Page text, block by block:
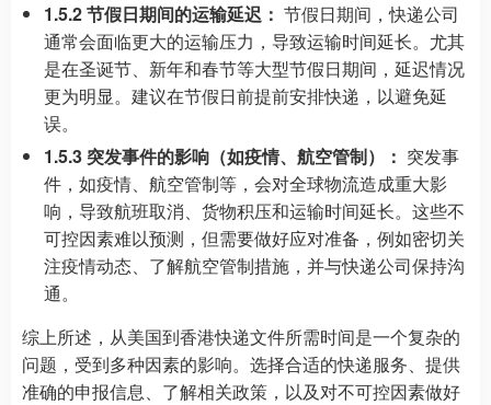
1.5.2 节假日期间的运输延迟： 节假日期间，快递公司
通常会面临更大的运输压力，导致运输时间延长。尤其
是在圣诞节、新年和春节等大型节假日期间，延迟情况
更为明显。建议在节假日前提前安排快递，以避免延
误。
1.5.3 突发事件的影响（如疫情、航空管制）： 突发事
件，如疫情、航空管制等，会对全球物流造成重大影
响，导致航班取消、货物积压和运输时间延长。这些不
可控因素难以预测，但需要做好应对准备，例如密切关
注疫情动态、了解航空管制措施，并与快递公司保持沟
通。
综上所述，从美国到香港快递文件所需时间是一个复杂的
问题，受到多种因素的影响。选择合适的快递服务、提供
准确的申报信息、了解相关政策，以及对不可控因素做好